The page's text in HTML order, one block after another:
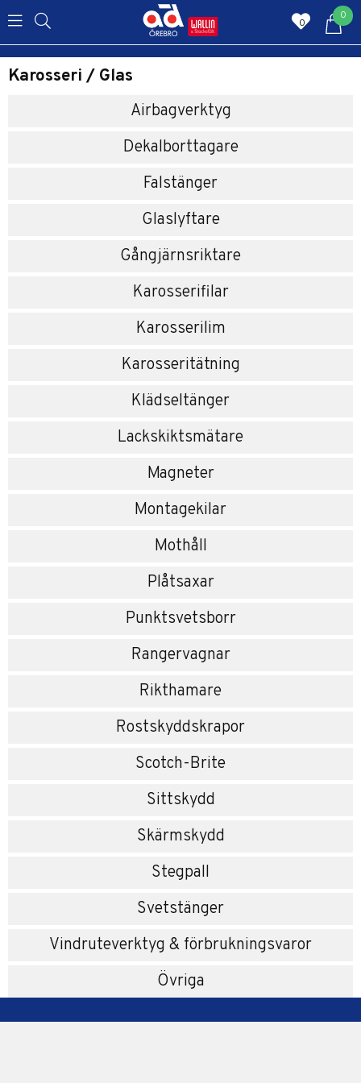
0
0
Karosseri / Glas
Airbagverktyg
Dekalborttagare
Falstänger
Glaslyftare
Gångjärnsriktare
Karosserifilar
Karosserilim
Karosseritätning
Klädseltänger
Lackskiktsmätare
Magneter
Montagekilar
Mothåll
Plåtsaxar
Punktsvetsborr
Rangervagnar
Rikthamare
Rostskyddskrapor
Scotch-Brite
Sittskydd
Skärmskydd
Stegpall
Svetstänger
Vindruteverktyg & förbrukningsvaror
Övriga